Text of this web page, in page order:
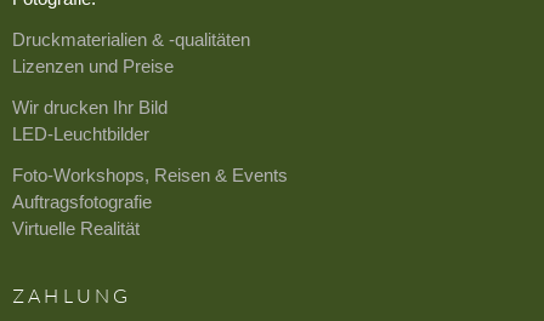
Druckmaterialien & -qualitäten
Lizenzen und Preise
Wir drucken Ihr Bild
LED-Leuchtbilder
Foto-Workshops, Reisen & Events
Auftragsfotografie
Virtuelle Realität
ZAHLUNG